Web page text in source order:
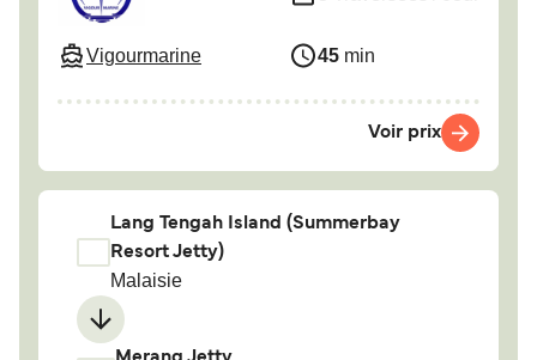
Vigourmarine 45 min
Voir prix
Lang Tengah Island (Summerbay
Resort Jetty)
Malaisie